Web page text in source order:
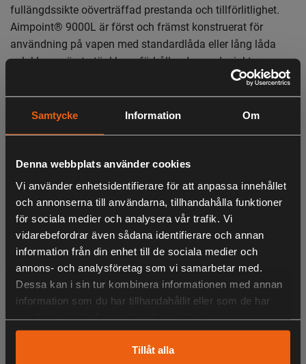
Samtycke Information Om
Denna webbplats använder cookies
Vi använder enhetsidentifierare för att anpassa innehållet
och annonserna till användarna, tillhandahålla funktioner
för sociala medier och analysera vår trafik. Vi
vidarebefordrar även sådana identifierare och annan
information från din enhet till de sociala medier och
annons- och analysföretag som vi samarbetar med.
Dessa kan i sin tur kombinera informationen med annan
information som du har tillhandahållit eller som de har
Tillåt alla
fullängdssikte oöverträffad prestanda och tillförlitlighet.
Aimpoint® 9000L är först och främst konstruerat för
användning på vapen med standardlåda eller lång låda
och klarar värsta tänkbara förhållanden under jakten.
Detta är det mest populära siktet i 9000-serien tack vare
främst på vapen med standard låda eller lång låda.
oavsett längd på lådan, samt halvautomatiska gevär.
- 2-ringsmontage passar nästan alla 30 mm system med
ringmontage.
- ACET-teknik ger 50 000 timmar av användning på ett
batteri
- Finns med två punktstorlekar (2 och 4 MOA).
- Helt vattentätt
Manual
LIKNANDE PRODUKTER